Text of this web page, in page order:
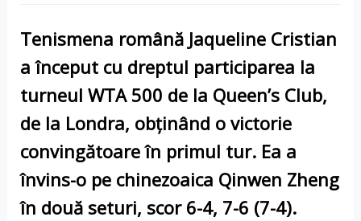
Tenismena română Jaqueline Cristian
a început cu dreptul participarea la
turneul WTA 500 de la Queen’s Club,
de la Londra, obținând o victorie
convingătoare în primul tur. Ea a
învins-o pe chinezoaica Qinwen Zheng
în două seturi, scor 6-4, 7-6 (7-4).